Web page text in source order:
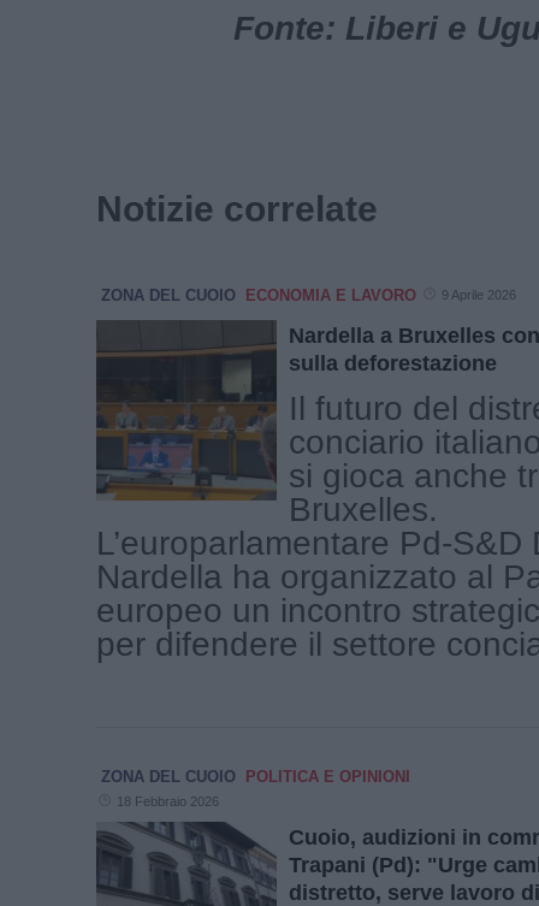
Fonte: Liberi e
Notizie correlate
ZONA DEL CUOIO ECONOMIA E LAVORO 9 Aprile 2026
Nardella a Bruxelles
sulla deforestazione
Il futuro del
conciario
si gioca anche
Bruxelles.
L’europarlamentare Pd-S&D
Nardella ha organizzato al
europeo un incontro
per difendere il settore
ZONA DEL CUOIO POLITICA E OPINIONI
18 Febbraio 2026
Cuoio, audizioni in
Trapani (Pd): "Urge
distretto, serve lavoro